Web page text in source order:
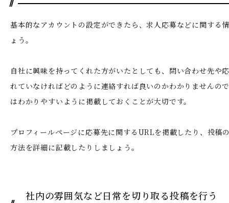
基本的なアカウントの設定ができたら、求人応募などに関する
ょう。
自社に興味を持ってくれた方がいたとしても、問い合わせ先や
れていなければどのように連絡すれば良いのかわかりませんの
はわかりやすいように掲載しておくことが大切です。
プロフィールページに応募先に関するURLを掲載したり、投稿
方法を詳細に記載したりしましょう。
社内の雰囲気など日常を切り取る投稿を行う